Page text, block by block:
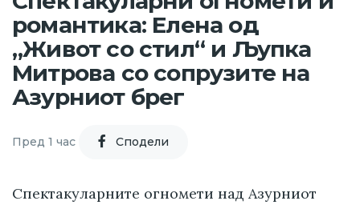
романтика: Елена од
„Живот со стил“ и Љупка
Митрова со сопрузите на
Азурниот брег
Пред 1 час Cподели
Спектакуларните огномети над Азурниот